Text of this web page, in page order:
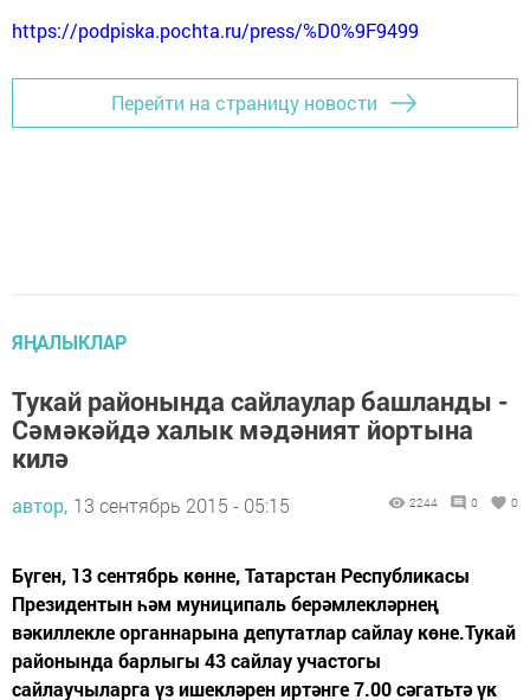
https://podpiska.pochta.ru/press/%D0%9F9499
Перейти на страницу новости
ЯҢАЛЫКЛАР
Тукай районында сайлаулар башланды -
Сәмәкәйдә халык мәдәният йортына
килә
автор, 13 сентябрь 2015 - 05:15 2244 0 0
Бүген, 13 сентябрь көнне, Татарстан Республикасы
Президентын һәм муниципаль берәмлекләрнең
вәкиллекле органнарына депутатлар сайлау көне.Тукай
районында барлыгы 43 сайлау участогы
сайлаучыларга үз ишекләрен иртәнге 7.00 сәгатьтә үк